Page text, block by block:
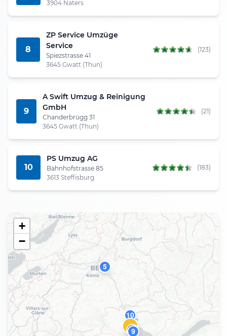
3904 Naters
8
ZP Service Umzüge
Service
Spiezstrasse 41
3645 Gwatt (Thun)
(123)
9
A Swift Umzug & Reinigung
GmbH
Chanderbrügg 31
3645 Gwatt (Thun)
(21)
10
PS Umzug AG
Bahnhofstrasse 85
3613 Steffisburg
(183)
1
5
89
10
+
−